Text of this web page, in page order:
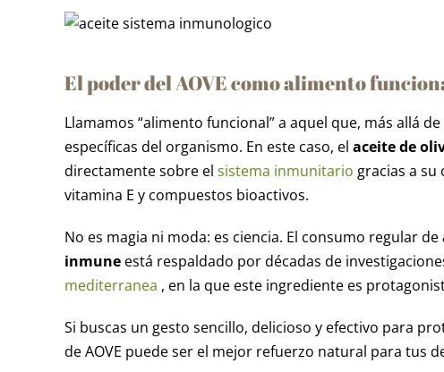
El poder del AOVE como alimento
Llamamos “alimento funcional” a aquel que, más allá
específicas del organismo. En este caso, el aceite de
directamente sobre el sistema inmunitario gracias a
vitamina E y compuestos bioactivos.
No es magia ni moda: es ciencia. El consumo regular de
inmune está respaldado por décadas de
mediterranea , en la que este ingrediente es
Si buscas un gesto sencillo, delicioso y efectivo para
de AOVE puede ser el mejor refuerzo natural para tus